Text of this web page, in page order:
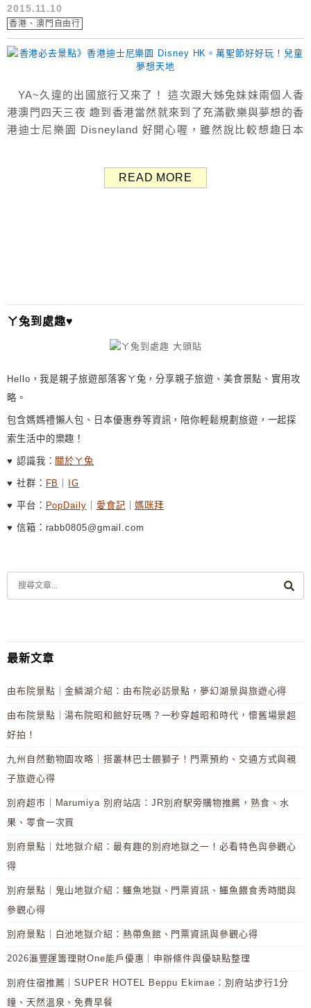
2015.11.10
香港、澳門自由行
YA~久違的出國旅行又來了！ 這次跟大姊兔妹妹兩個人香
港澳門四天三夜 趣到香港當然就來到了充滿歡樂與夢想的香
港迪士尼樂園 Disneyland 好開心喔，雖然說比較想趣日本
完早餐澳門茶餐廳 搭車前往迪士尼的窗外景觀 香港地狹人
READ MORE
ㄚ兔到處趣♥
Hello，我是親子旅遊部落客ㄚ兔，分享親子旅遊、美食景點、實用攻
略。
包含媽媽禮懶人包、日本優惠券等資訊，陪你輕鬆規劃旅遊，一起探
索生活中的樂趣！
♥ 認識我： 關於ㄚ兔
♥ 社群： FB IG
♥ 平台： PopDaily 愛食記 ｜媽咪拜
♥ 信箱：rabb0805@gmail.com
最新文章
由布院景點｜金鱗湖介紹：由布院必訪景點，夢幻湖景與旅遊心得
由布院景點｜湯布院昭和館好玩嗎？一秒穿越昭和時代，懷舊場景超
好拍！
九州自然動物園攻略｜搭叢林巴士餵獅子！門票預約、交通方式與親
子旅遊心得
別府超市｜Marumiya 別府站店：JR別府駅旁購物推薦，熟食、水
果、零食一次買
別府景點｜灶地獄介紹：最有趣的別府地獄之一！必看特色與參觀心
得
別府景點｜鬼山地獄介紹：鱷魚地獄、門票資訊、鱷魚餵食秀時間與
參觀心得
別府景點｜白池地獄介紹：熱帶魚館、門票資訊與參觀心得
2026滙豐運籌理財One能戶優惠｜申辦條件與優缺點整理
別府住宿推薦｜SUPER HOTEL Beppu Ekimae：別府站步行1分
鐘、天然溫泉、免費早餐